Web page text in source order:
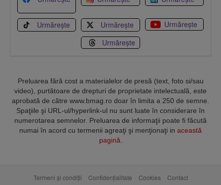
Urmărește Urmărește
Urmărește
Urmărește
Preluarea fără cost a materialelor de presă (text, foto si/sau
video), purtătoare de drepturi de proprietate intelectuală, este
aprobată de către www.bmag.ro doar în limita a 250 de semne.
Spaţiile şi URL-ul/hyperlink-ul nu sunt luate în considerare în
numerotarea semnelor. Preluarea de informaţii poate fi făcută
numai în acord cu termenii agreaţi şi menţionaţi in această
pagină
Termeni și condiții Confidențialitate Cookies Contact